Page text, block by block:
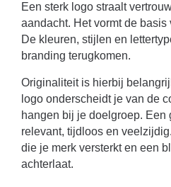
Een sterk logo straalt
aandacht. Het vormt de
De kleuren, stijlen en
branding terugkomen.
Originaliteit is hierbij
logo onderscheidt je van de
hangen bij je doelgroep. Een
relevant, tijdloos en
die je merk versterkt en een
achterlaat.